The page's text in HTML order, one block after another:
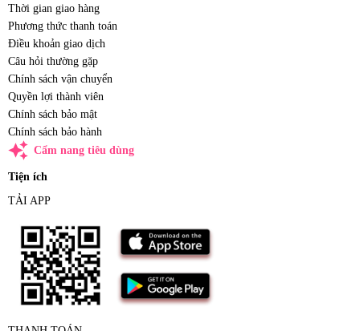
Thời gian giao hàng
Phương thức thanh toán
Điều khoản giao dịch
Câu hỏi thường gặp
Chính sách vận chuyển
Quyền lợi thành viên
Chính sách bảo mật
Chính sách bảo hành
auto_awesome Cẩm nang tiêu dùng
Tiện ích
TẢI APP